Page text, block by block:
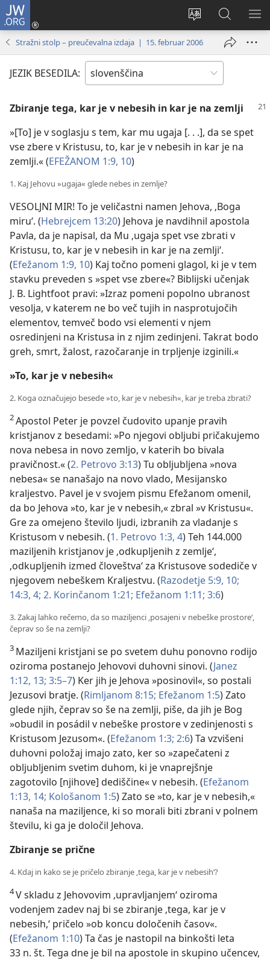
JW.ORG
Spremeni
jezik
spletnega
mesta
Prijava
(odpre
Iskanje
po
JW.ORG
Stražni stolp – preučevalna izdaja | 15. februar 2006
JEZIK BESEDILA:
Zbiranje tega, kar je v nebesih in kar je na zemlji
»[To] je v soglasju s tem, kar mu ugaja [. . .], da se spet
vse zbere v Kristusu, to, kar je v nebesih in kar je na
zemlji.« (EFEŽANOM 1:9, 10)
1. Kaj Jehovu »ugaja« glede nebes in zemlje?
VESOLJNI MIR! To je veličastni namen Jehova, ‚Boga
miru‘. (Hebrejcem 13:20) Jehova je navdihnil apostola
Pavla, da je napisal, da Mu ‚ugaja spet vse zbrati v
Kristusu, to, kar je v nebesih in kar je na zemlji‘.
(Efežanom 1:9, 10) Kaj točno pomeni glagol, ki je v tem
stavku preveden s »spet vse zbere«? Biblijski učenjak
J. B. Lightfoot pravi: »Izraz pomeni popolno ubranost
vesolja, v katerem ne bo več tujih in nasprotujočih
elementov, temveč bodo vsi elementi v njem
osredinjeni na Kristusa in z njim zedinjeni. Takrat bodo
greh, smrt, žalost, razočaranje in trpljenje izginili.«
»To, kar je v nebesih«
2. Koga označujejo besede »to, kar je v nebesih«, kar je treba zbrati?
2Apostol Peter je povzel čudovito upanje pravih
kristjanov z besedami: »Po njegovi obljubi pričakujemo
nova nebesa in novo zemljo, v katerih bo bivala
pravičnost.« (2. Petrovo 3:13) Tu obljubljena »nova
nebesa« se nanašajo na novo vlado, Mesijansko
kraljestvo. Pavel je v svojem pismu Efežanom omenil,
da bo Jehova »to, kar je v nebesih,« zbral »v Kristusu«.
Gre za omejeno število ljudi, izbranih za vladanje s
Kristusom v nebesih. (1. Petrovo 1:3, 4) Teh 144.000
maziljenih kristjanov je ‚odkupljenih z zemlje‘,
‚odkupljenih izmed človeštva‘ za Kristusove sodediče v
njegovem nebeškem Kraljestvu. (Razodetje 5:9, 10;
14:3, 4; 2. Korinčanom 1:21; Efežanom 1:11; 3:6)
3. Zakaj lahko rečemo, da so maziljenci ‚posajeni v nebeške prostore‘,
čeprav so še na zemlji?
3 Maziljeni kristjani se po svetem duhu ponovno rodijo
oziroma postanejo Jehovovi duhovni sinovi. (Janez
1:12, 13; 3:5–7) Ker jih je Jehova »posinovil«, so postali
Jezusovi bratje. (Rimljanom 8:15; Efežanom 1:5) Zato
glede njih, čeprav so še na zemlji, piše, da jih je Bog
»obudil in posádil v nebeške prostore v zedinjenosti s
Kristusom Jezusom«. (Efežanom 1:3; 2:6) Ta vzvišeni
duhovni položaj imajo zato, ker so »zapečateni z
obljubljenim svetim duhom, ki je vnaprejšnje
zagotovilo [njihove] dediščine« v nebesih. (Efežanom
1:13, 14; Kološanom 1:5) Zato se »to, kar je v nebesih,«
nanaša na maziljence, ki so morali biti zbrani v polnem
številu, ki ga je določil Jehova.
Zbiranje se prične
4. Kdaj in kako se je pričelo zbiranje ‚tega, kar je v nebesih‘?
4V skladu z Jehovovim ‚upravljanjem‘ oziroma
vodenjem zadev naj bi se zbiranje ‚tega, kar je v
nebesih,‘ pričelo »ob koncu določenih časov«.
(Efežanom 1:10) Ta čas je nastopil na binkošti leta
33 n. št. Tega dne je bil na apostole in skupino učencev,